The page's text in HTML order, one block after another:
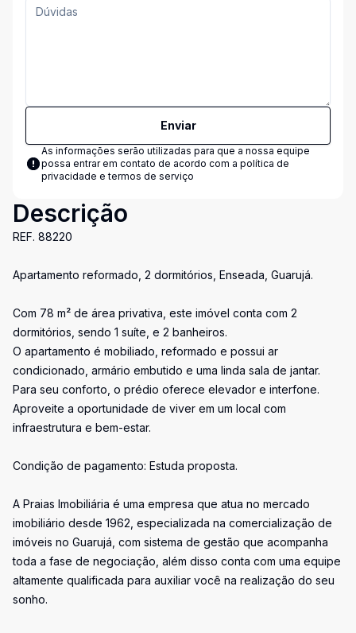
Enviar
As informações serão utilizadas para que a nossa equipe
possa entrar em contato de acordo com a política de
privacidade e termos de serviço
Descrição
REF. 88220
Apartamento reformado, 2 dormitórios, Enseada, Guarujá.
Com 78 m² de área privativa, este imóvel conta com 2
dormitórios, sendo 1 suíte, e 2 banheiros.
O apartamento é mobiliado, reformado e possui ar
condicionado, armário embutido e uma linda sala de jantar.
Para seu conforto, o prédio oferece elevador e interfone.
Aproveite a oportunidade de viver em um local com
infraestrutura e bem-estar.
Condição de pagamento: Estuda proposta.
A Praias Imobiliária é uma empresa que atua no mercado
imobiliário desde 1962, especializada na comercialização de
imóveis no Guarujá, com sistema de gestão que acompanha
toda a fase de negociação, além disso conta com uma equipe
altamente qualificada para auxiliar você na realização do seu
sonho.